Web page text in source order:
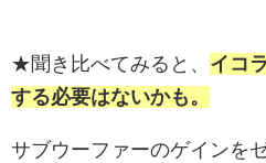
★聞き比べてみると、 イコ
する必要はないかも。
サブウーファーのゲインを